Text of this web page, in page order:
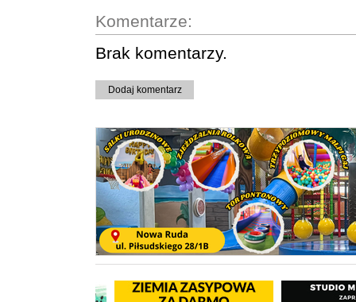
Komentarze:
Brak komentarzy.
Dodaj komentarz